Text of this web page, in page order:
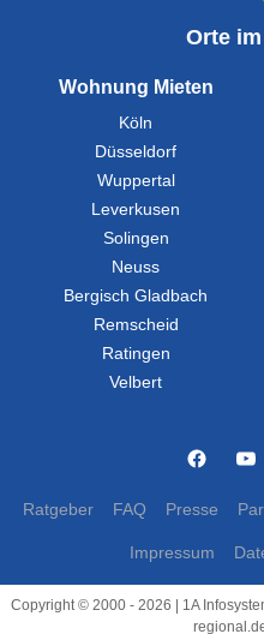
Orte
Wohnung Mieten
Köln
Düsseldorf
Wuppertal
Leverkusen
Solingen
Neuss
Bergisch Gladbach
Remscheid
Ratingen
Velbert
Ratgeber FAQ Presse
Impressum
Copyright © 2000 - 2026 | 1A